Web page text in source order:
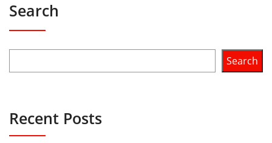
Search
Search
Recent Posts